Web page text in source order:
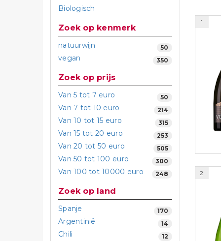
Biologisch
Zoek op kenmerk
natuurwijn 50
vegan 350
Zoek op prijs
Van 5 tot 7 euro 50
Van 7 tot 10 euro 214
Van 10 tot 15 euro 315
Van 15 tot 20 euro 253
Van 20 tot 50 euro 505
Van 50 tot 100 euro 300
Van 100 tot 10000 euro 248
Zoek op land
Spanje 170
Argentinië 14
Chili 12
1
2